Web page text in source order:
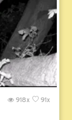
91x
918x